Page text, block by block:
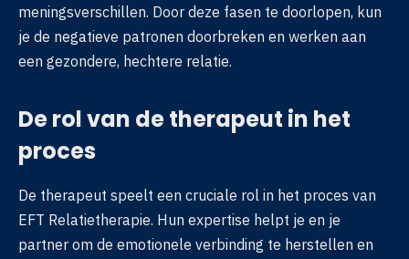
meningsverschillen. Door deze fasen te doorlopen, kun
je de negatieve patronen doorbreken en werken aan
een gezondere, hechtere relatie.
De rol van de therapeut in het
proces
De therapeut speelt een cruciale rol in het proces van
EFT Relatietherapie. Hun expertise helpt je en je
partner om de emotionele verbinding te herstellen en